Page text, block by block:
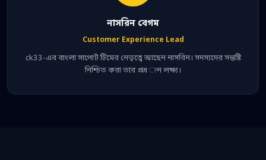
নাসরিন বেগম
Customer Experience Lead
ck33-এর বাংলা সাপোর্ট টিমের নেতৃত্বে আছেন নাসরিন। সদস্যদের সন্তুষ্টি
নিশ্চিত করা তার প্রধ ান লক্ষ্য।